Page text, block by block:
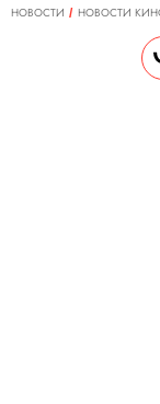
НОВОСТИ
НОВОСТИ
The